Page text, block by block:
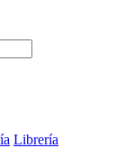
Librería